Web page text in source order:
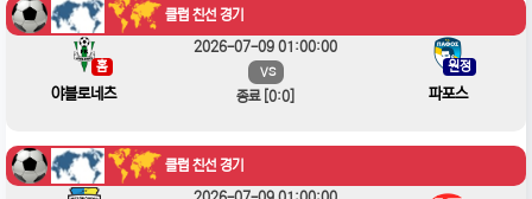
클럽 친선 경기
홈
야블로네츠
2026-07-09 01:00:00
VS
종료 [0:0]
원정
파포스
클럽 친선 경기